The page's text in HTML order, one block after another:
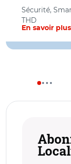
Sécurité,
THD
En savoir plus